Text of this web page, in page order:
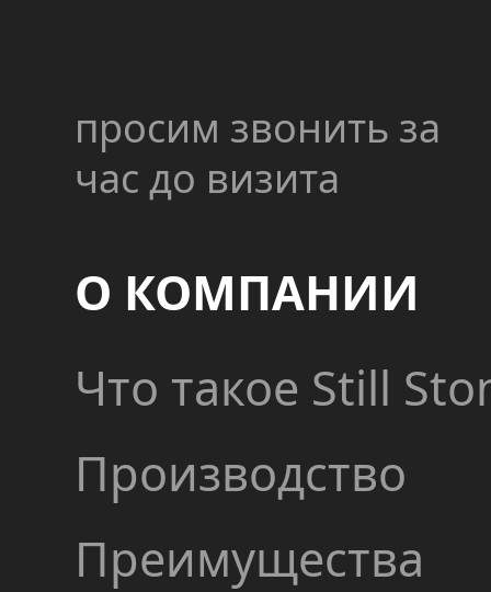
просим звонить за
час до визита
О КОМПАНИИ
Что такое Still
Производство
Преимущества